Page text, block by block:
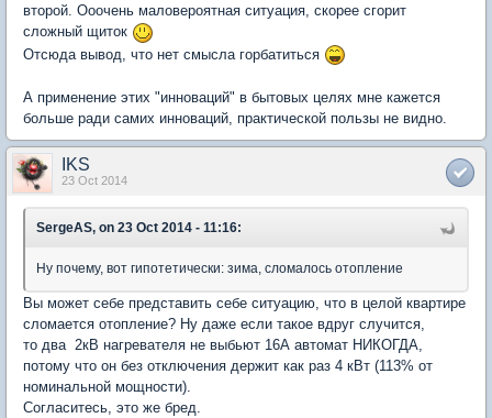
второй. Ооочень маловероятная ситуация, скорее сгорит
сложный щиток
Отсюда вывод, что нет смысла горбатиться
А применение этих "инноваций" в бытовых целях мне кажется
больше ради самих инноваций, практической пользы не видно.
IKS
23 Oct 2014
SergeAS, on 23 Oct 2014 - 11:16:
Ну почему, вот гипотетически: зима, сломалось отопление
Вы может себе представить себе ситуацию, что в целой квартире
сломается отопление? Ну даже если такое вдруг случится,
то два 2кВ нагревателя не выбьют 16А автомат НИКОГДА,
потому что он без отключения держит как раз 4 кВт (113% от
номинальной мощности).
Согласитесь, это же бред.